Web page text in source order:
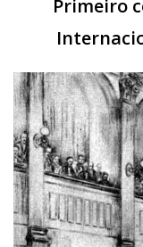
Primeiro